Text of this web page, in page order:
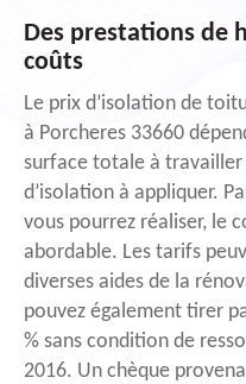
Des prestations de
coûts
Le prix d’isolation de
à Porcheres 33660
surface totale à
d’isolation à appliquer.
vous pourrez réaliser, le
abordable. Les tarifs
diverses aides de la
pouvez également tirer
% sans condition de
2016. Un chèque